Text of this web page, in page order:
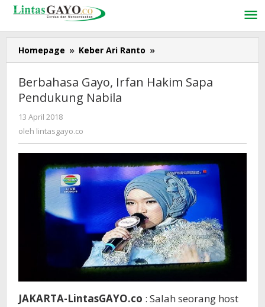
Lewati
konten
Homepage » Keber Ari Ranto »
Gayo,
Irfan
Hakim
Berbahasa Gayo, Irfan Hakim Sapa
Pendukung Nabila
13 April 2018
lintasgayo.co
oleh lintasgayo.co
JAKARTA-LintasGAYO.co : Salah seorang host